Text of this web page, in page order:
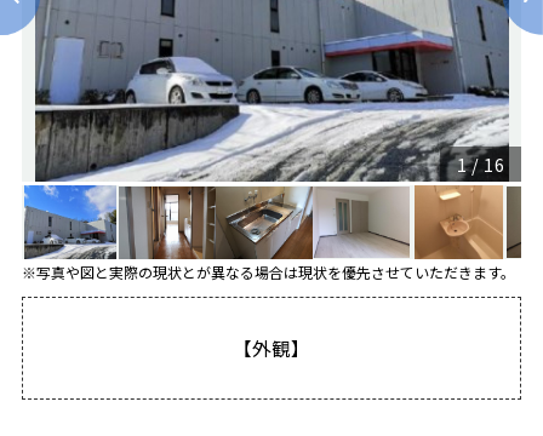
1/16
※写真や図と実際の現状とが異なる場合は現状を優先させていただきます。
【外観】